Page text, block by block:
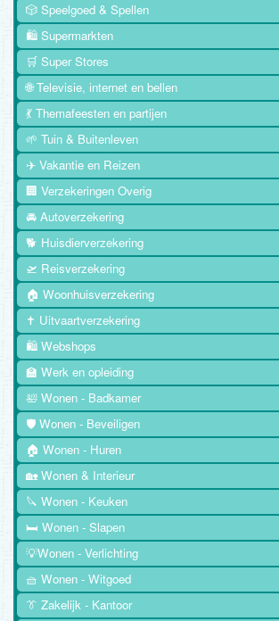
🎲 Speelgoed & Spellen
🛍️ Supermarkten
🛒 Super Stores
🌐 Televisie, internet en bellen
💃 Themafeesten en partijen
🌱 Tuin & Buitenleven
✈️ Vakantie en Reizen
🏢 Verzekeringen Overig
🚘 Autoverzekering
🐕 Huisdierverzekering
🛫 Reisverzekering
🏠 Woonhuisverzekering
✝️ Uitvaartverzekering
🛍️ Webshops
🏫 Werk en opleiding
🛀 Wonen - Badkamer
🛡️ Wonen - Beveiligen
🏠 Wonen - Huren
🏡 Wonen & Interieur
🔪 Wonen - Keuken
🛏️ Wonen - Slapen
💡Wonen - Verlichting
🧺 Wonen - Witgoed
👔 Zakelijk - Kantoor